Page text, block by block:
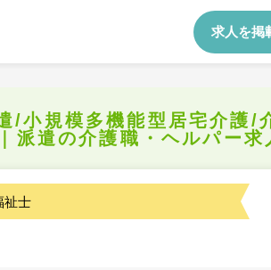
求人を掲
/小規模多機能型居宅介護/
派遣の介護職・ヘルパー求
祉士